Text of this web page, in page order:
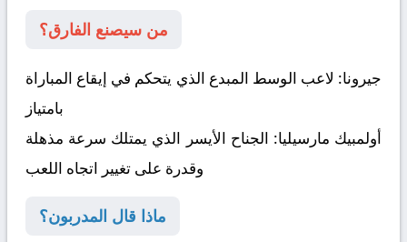
من سيصنع الفارق؟
جيرونا: لاعب الوسط المبدع الذي يتحكم في إيقاع المباراة
بامتياز
أولمبيك مارسيليا: الجناح الأيسر الذي يمتلك سرعة مذهلة
وقدرة على تغيير اتجاه اللعب
ماذا قال المدربون؟